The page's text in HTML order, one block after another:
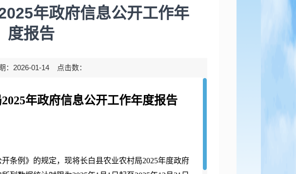
年政府信息公开工作年
度报告
：2026-01-14 点击数：
2025年政府信息公开工作年度报告
条例》的规定，现将长白县农业农村局2025年度政府